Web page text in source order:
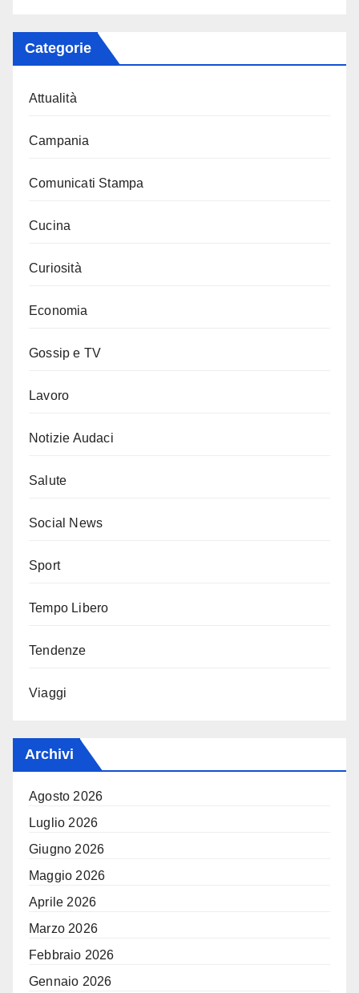
Categorie
Attualità
Campania
Comunicati Stampa
Cucina
Curiosità
Economia
Gossip e TV
Lavoro
Notizie Audaci
Salute
Social News
Sport
Tempo Libero
Tendenze
Viaggi
Archivi
Agosto 2026
Luglio 2026
Giugno 2026
Maggio 2026
Aprile 2026
Marzo 2026
Febbraio 2026
Gennaio 2026